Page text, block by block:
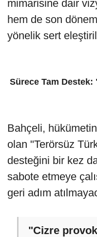
mimarisine dair
hem de son
yönelik sert
Sürece Tam Destek:
Bahçeli,
olan "Terörsüz
desteğini bir kez
sabote etmeye
geri adım
"Cizre